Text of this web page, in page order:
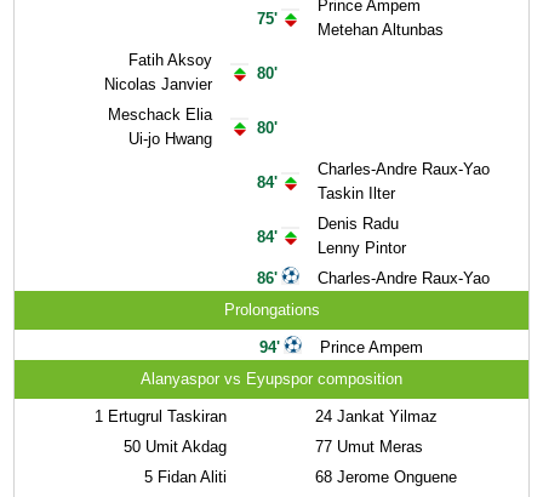
Fatih Aksoy
Nicolas Janvier
Meschack Elia
Ui-jo Hwang
75'
80'
80'
84'
84'
86'
Prince Ampem
Metehan Altunbas
Charles-Andre Raux-Yao
Taskin Ilter
Denis Radu
Lenny Pintor
Charles-Andre Raux-Yao
Prolongations
94'
Prince Ampem
Alanyaspor vs Eyupspor composition
1 Ertugrul Taskiran
50 Umit Akdag
5 Fidan Aliti
24 Jankat Yilmaz
77 Umut Meras
68 Jerome Onguene